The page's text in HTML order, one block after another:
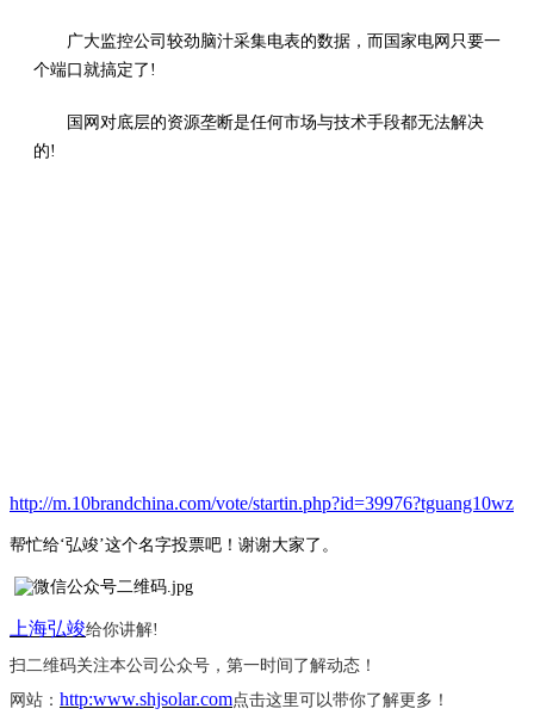
广大监控公司较劲脑汁采集电表的数据，而国家电网只要一
个端口就搞定了!
国网对底层的资源垄断是任何市场与技术手段都无法解决
的!
http://m.10brandchina.com/vote/startin.php?id=39976?tguang10wz
帮忙给‘弘竣’这个名字投票吧！谢谢大家了。
上海弘竣给你讲解!
扫二维码关注本公司公众号，第一时间了解动态！
网站： http:www.shjsolar.com点击这里可以带你了解更多！